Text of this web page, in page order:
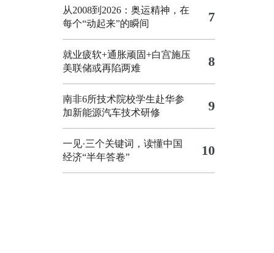
从2008到2026：奥运精神，在
每个“动起来”的瞬间
7
就业疲软+通胀顽固+白宫施压
美联储或再陷两难
8
南非6所技术院校学生赴华参
加新能源汽车技术研修
9
一见·三个关键词，读懂中国
经济“半年答卷”
10